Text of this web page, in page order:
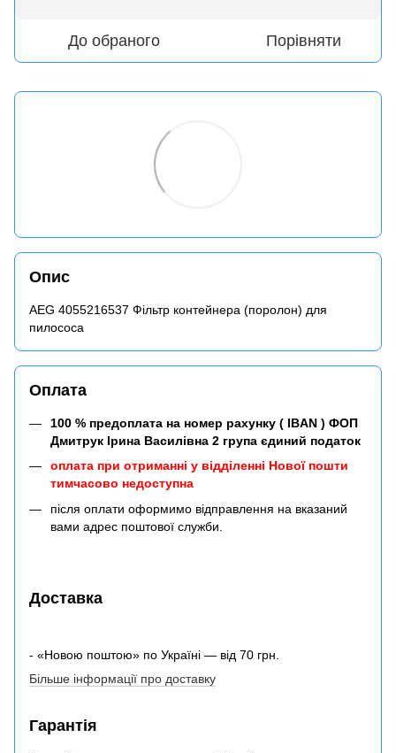
До обраного Порівняти
Опис
AEG 4055216537 Фільтр контейнера (поролон) для
пилососа
Оплата
100 % предоплата на номер рахунку ( IBAN ) ФОП
Дмитрук Ірина Василівна 2 група єдиний податок
оплата при отриманні у відділенні Нової пошти
тимчасово недоступна
після оплати оформимо відправлення на вказаний
вами адрес поштової служби.
Доставка
- «Новою поштою» по Україні — від 70 грн.
Більше інформації про доставку
Гарантія